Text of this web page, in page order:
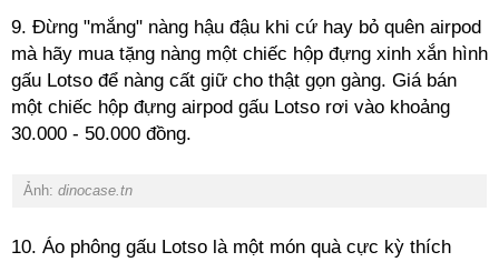
9. Đừng "mắng" nàng hậu đậu khi cứ hay bỏ quên airpod
mà hãy mua tặng nàng một chiếc hộp đựng xinh xắn hình
gấu Lotso để nàng cất giữ cho thật gọn gàng. Giá bán
một chiếc hộp đựng airpod gấu Lotso rơi vào khoảng
30.000 - 50.000 đồng.
Ảnh: dinocase.tn
10. Áo phông gấu Lotso là một món quà cực kỳ thích